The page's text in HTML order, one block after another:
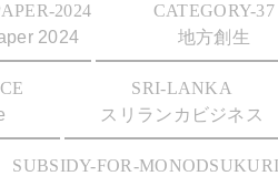
2024
2024
CATEGORY-37
地方創生
SRI-LANKA
スリランカビジネス
SUBSIDY-FOR-MONODSUKURI